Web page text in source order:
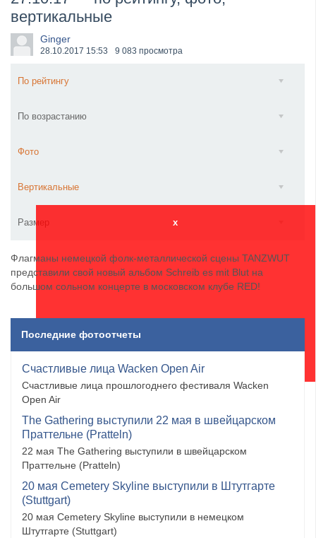
​Anthrax выпустили новый сингл и клип «Everybod...
вертикальные
Ginger
28.10.2017 15:53 9 083 просмотра
По рейтингу
По возрастанию
Фото
Вертикальные
Размер x
Флагманы немецкой фолк-металлической сцены TANZWUT
представили свой новый альбом Schreib es mit Blut на
большом сольном концерте в московском клубе RED!
Последние фотоотчеты
Счастливые лица Wacken Open Air
Счастливые лица прошлогоднего фестиваля Wacken
Open Air
The Gathering выступили 22 мая в швейцарском
Праттельне (Pratteln)
22 мая The Gathering выступили в швейцарском
Праттельне (Pratteln)
20 мая Cemetery Skyline выступили в Штутгарте
(Stuttgart)
20 мая Cemetery Skyline выступили в немецком
Штутгарте (Stuttgart)